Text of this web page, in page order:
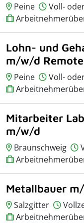
Peine
Voll-
Lohn- und
m/w/d Remote
Peine
Voll-
Mitarbeiter
m/w/d
Braunschweig
Metallbauer
Salzgitter